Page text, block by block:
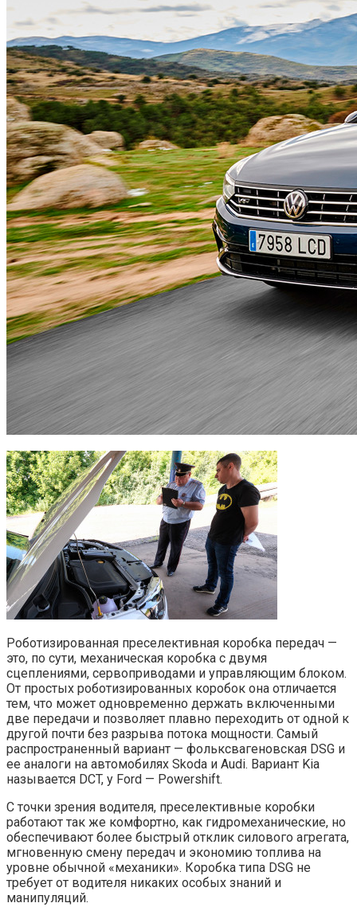
Роботизированная преселективная коробка передач —
это, по сути, механическая коробка с двумя
сцеплениями, сервоприводами и управляющим блоком.
От простых роботизированных коробок она отличается
тем, что может одновременно держать включенными
две передачи и позволяет плавно переходить от одной к
другой почти без разрыва потока мощности. Самый
распространенный вариант — фольксвагеновская DSG и
ее аналоги на автомобилях Skoda и Audi. Вариант Kia
называется DCT, у Ford — Powershift.
С точки зрения водителя, преселективные коробки
работают так же комфортно, как гидромеханические, но
обеспечивают более быстрый отклик силового агрегата,
мгновенную смену передач и экономию топлива на
уровне обычной «механики». Коробка типа DSG не
требует от водителя никаких особых знаний и
манипуляций.